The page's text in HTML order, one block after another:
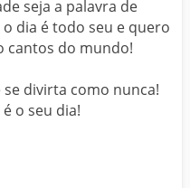
seja a palavra de
dia é todo seu e quero
cantos do mundo!
divirta como nunca!
o seu dia!